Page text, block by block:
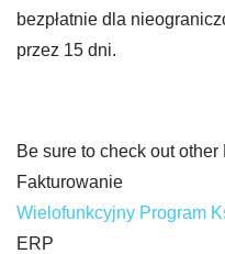
bezpłatnie dla
przez 15 dni.
Be sure to check out other
Fakturowanie
Wielofunkcyjny Program
ERP